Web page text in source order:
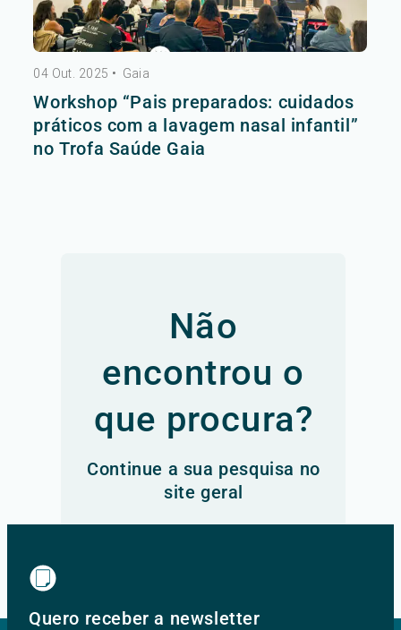
04 Out. 2025 • Gaia
Workshop “Pais preparados: cuidados
práticos com a lavagem nasal infantil”
no Trofa Saúde Gaia
Não
encontrou o
que procura?
Continue a sua pesquisa no
site geral
Quero receber a newsletter